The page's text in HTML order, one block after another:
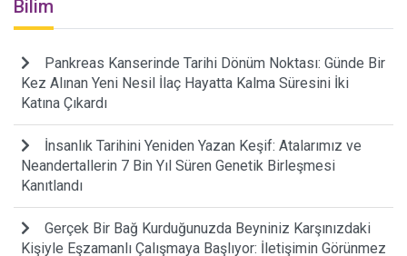
Bilim
Pankreas Kanserinde Tarihi Dönüm Noktası: Günde Bir
Kez Alınan Yeni Nesil İlaç Hayatta Kalma Süresini İki
Katına Çıkardı
İnsanlık Tarihini Yeniden Yazan Keşif: Atalarımız ve
Neandertallerin 7 Bin Yıl Süren Genetik Birleşmesi
Kanıtlandı
Gerçek Bir Bağ Kurduğunuzda Beyniniz Karşınızdaki
Kişiyle Eşzamanlı Çalışmaya Başlıyor: İletişimin Görünmez